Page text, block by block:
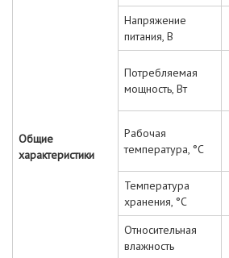
Общие
характеристики
Напряжение
питания, В
Потребляемая
мощность, Вт
Рабочая
температура, °С
Температура
хранения, °С
Относительная
влажность